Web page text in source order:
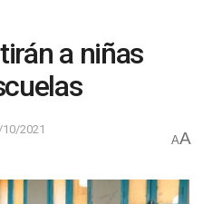
a niñas
10/2021
AA